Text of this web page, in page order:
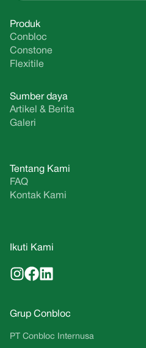
Produk
Conbloc
Constone
Flexitile
Tentang Kami
FAQ
Kontak Kami
Sumber daya
Artikel & Berita
Galeri
Ikuti Kami
Grup Conbloc
PT Conbloc Internusa